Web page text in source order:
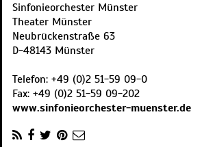
Sinfonieorchester Münster
Theater Münster
Neubrückenstraße 63
D-48143 Münster
Telefon: +49 (0)2 51-59 09-0
Fax: +49 (0)2 51-59 09-202
www.sinfonieorchester-muenster.de